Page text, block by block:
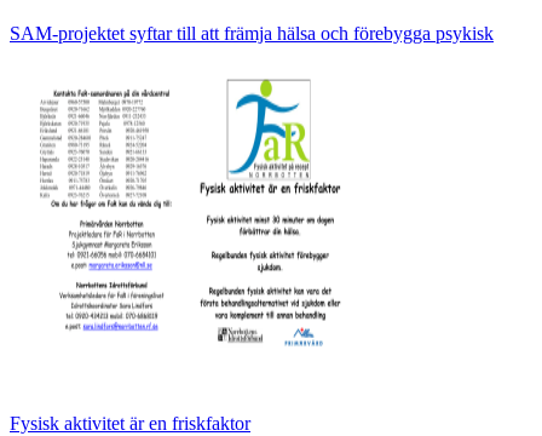
SAM-projektet syftar till att främja hälsa och förebygga psykisk
Fysisk aktivitet är en friskfaktor